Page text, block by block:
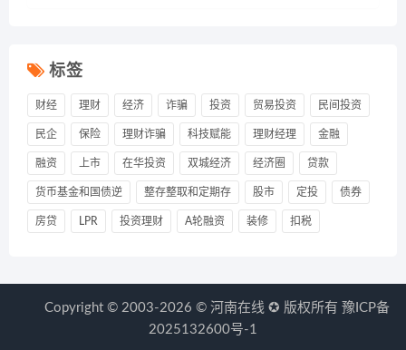
标签
财经 理财 经济 诈骗 投资 贸易投资 民间投资
民企 保险 理财诈骗 科技赋能 理财经理 金融
融资 上市 在华投资 双城经济 经济圈 贷款
货币基金和国债逆 整存整取和定期存 股市 定投 债券
房贷 LPR 投资理财 A轮融资 装修 扣税
Copyright © 2003-2026 © 河南在线✪ 版权所有 豫ICP备
2025132600号-1